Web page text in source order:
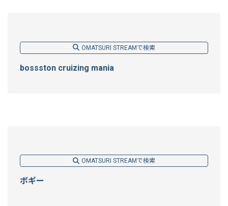
OMATSURI STREAMで検索
bossston cruizing mania
OMATSURI STREAMで検索
ボギー